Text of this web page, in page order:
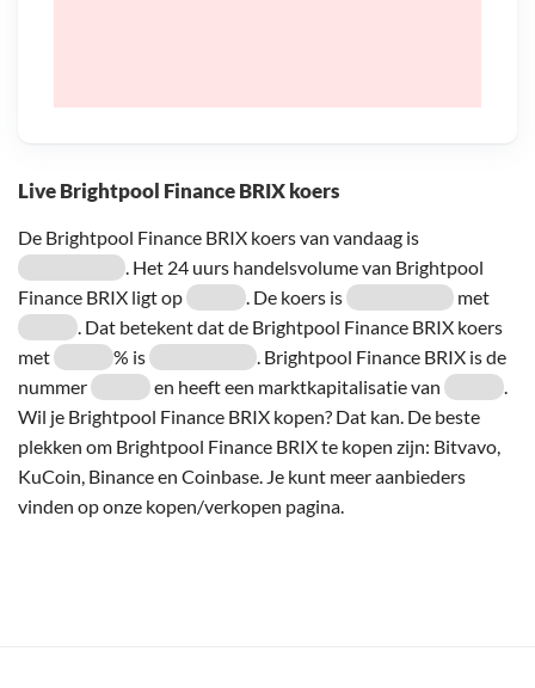
Live Brightpool Finance BRIX koers
De Brightpool Finance BRIX koers van vandaag is
. Het 24 uurs handelsvolume van Brightpool
Finance BRIX ligt op
. De koers is
met
. Dat betekent dat de Brightpool Finance BRIX koers
met
% is
. Brightpool Finance BRIX is de
nummer
en heeft een marktkapitalisatie van
.
Wil je Brightpool Finance BRIX kopen? Dat kan. De beste
plekken om Brightpool Finance BRIX te kopen zijn: Bitvavo,
KuCoin, Binance en Coinbase. Je kunt meer aanbieders
vinden op onze kopen/verkopen pagina.